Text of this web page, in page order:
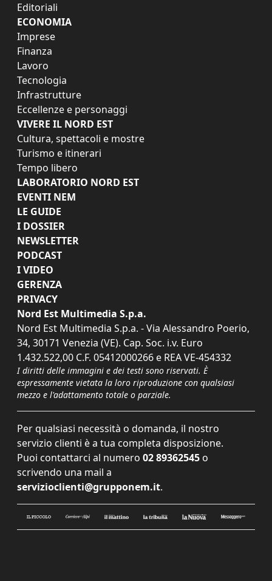
Editoriali
ECONOMIA
Imprese
Finanza
Lavoro
Tecnologia
Infrastrutture
Eccellenze e personaggi
VIVERE IL NORD EST
Cultura, spettacoli e mostre
Turismo e itinerari
Tempo libero
LABORATORIO NORD EST
EVENTI NEM
LE GUIDE
I DOSSIER
NEWSLETTER
PODCAST
I VIDEO
GERENZA
PRIVACY
Nord Est Multimedia S.p.a.
Nord Est Multimedia S.p.a. - Via Alessandro Poerio,
34, 30171 Venezia (VE). Cap. Soc. i.v. Euro
1.432.522,00 C.F. 05412000266 e REA VE-454332
I diritti delle immagini e dei testi sono riservati. È
espressamente vietata la loro riproduzione con qualsiasi
mezzo e l'adattamento totale o parziale.
Per qualsiasi necessità o domanda, il nostro
servizio clienti è a tua completa disposizione.
Puoi contattarci al numero 02 89362545 o
scrivendo una mail a
servizioclienti@grupponem.it.